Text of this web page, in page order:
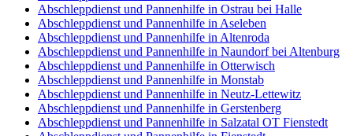
Abschleppdienst und Pannenhilfe in Ostrau bei Halle
Abschleppdienst und Pannenhilfe in Aseleben
Abschleppdienst und Pannenhilfe in Altenroda
Abschleppdienst und Pannenhilfe in Naundorf bei Altenburg
Abschleppdienst und Pannenhilfe in Otterwisch
Abschleppdienst und Pannenhilfe in Monstab
Abschleppdienst und Pannenhilfe in Neutz-Lettewitz
Abschleppdienst und Pannenhilfe in Gerstenberg
Abschleppdienst und Pannenhilfe in Salzatal OT Fienstedt